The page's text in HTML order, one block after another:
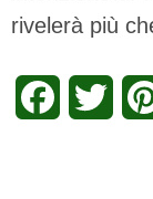
rivelerà più